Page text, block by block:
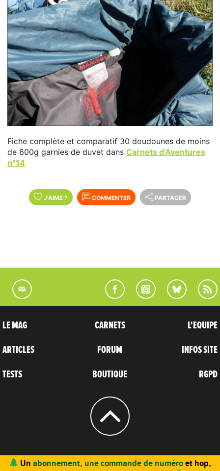
Fiche complète et comparatif 30 doudounes de moins
de 600g garnies de duvet dans Carnets d'Aventures
n°14
J'AIME ? COMMENTER PARTAGER
LE MAG
ARTICLES
TESTS
CARNETS
FORUM
BOUTIQUE
L'EQUIPE
INFOS SITE
RGPD
© 2004 - 2026 CARNETS D’AVENTURES
Un abonnement, une commande de numéroet hop,